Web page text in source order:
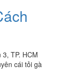
TP. HCM
cái tỏi gà